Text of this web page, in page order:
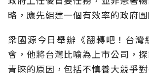
略，應先組建一個有效率的政府團
梁國源今日舉辦《翻轉吧！台灣
會，他將台灣比喻為上市公司，
青睞的原因，包括不慎養大競爭